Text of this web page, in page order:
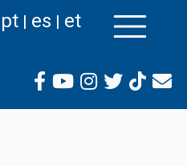
edasi
juurde
pt es et